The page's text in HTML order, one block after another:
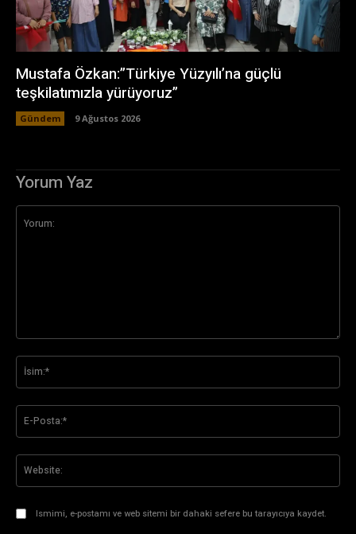
Mustafa Özkan:”Türkiye Yüzyılı’na güçlü
teşkilatımızla yürüyoruz”
Gündem 9 Ağustos 2026
Yorum Yaz
Ismimi, e-postamı ve web sitemi bir dahaki sefere bu tarayıcıya kaydet.